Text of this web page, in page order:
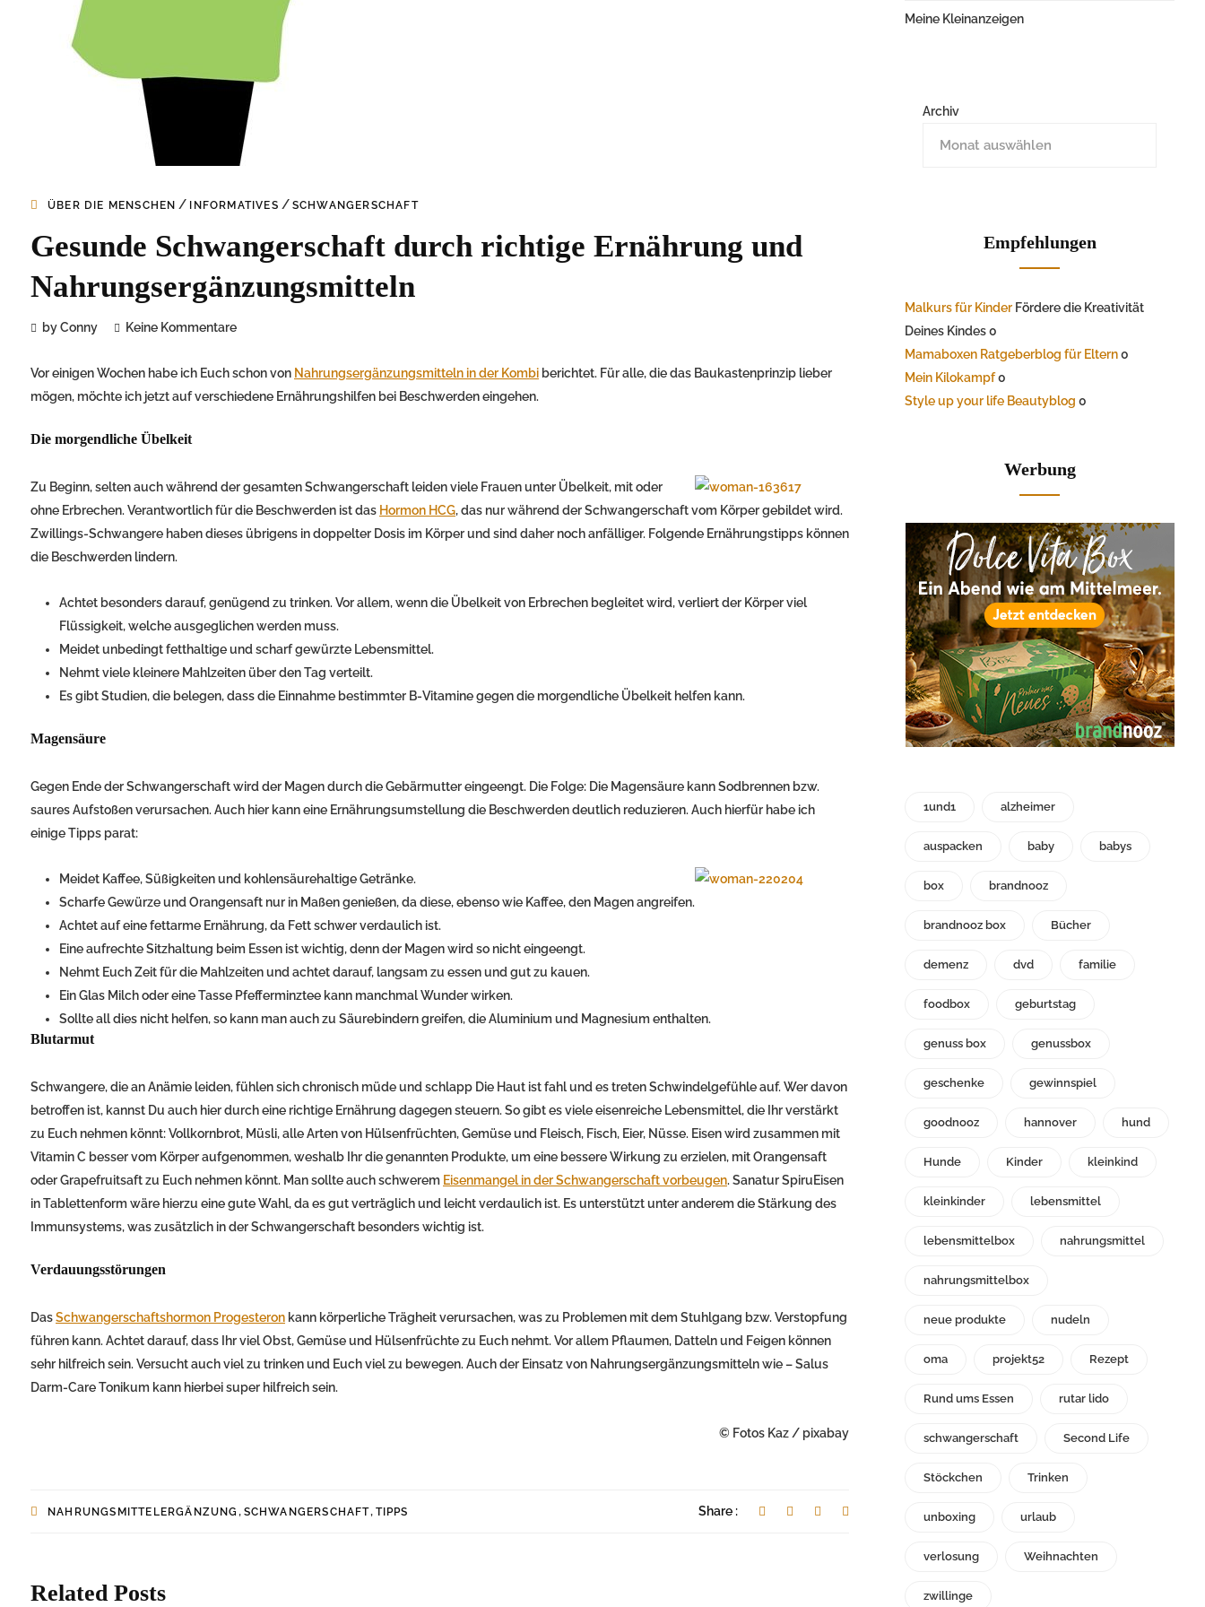
ÜBER DIE MENSCHEN / INFORMATIVES / SCHWANGERSCHAFT
Gesunde Schwangerschaft durch richtige Ernährung und
Nahrungsergänzungsmitteln
by Conny Keine Kommentare
Vor einigen Wochen habe ich Euch schon von Nahrungsergänzungsmitteln in der Kombi berichtet. Für alle, die das Baukastenprinzip lieber
mögen, möchte ich jetzt auf verschiedene Ernährungshilfen bei Beschwerden eingehen.
Die morgendliche Übelkeit
Zu Beginn, selten auch während der gesamten Schwangerschaft leiden viele Frauen unter Übelkeit, mit oder
ohne Erbrechen. Verantwortlich für die Beschwerden ist das Hormon HCG, das nur während der Schwangerschaft vom Körper gebildet wird.
Zwillings-Schwangere haben dieses übrigens in doppelter Dosis im Körper und sind daher noch anfälliger. Folgende Ernährungstipps können
die Beschwerden lindern.
Achtet besonders darauf, genügend zu trinken. Vor allem, wenn die Übelkeit von Erbrechen begleitet wird, verliert der Körper viel
Flüssigkeit, welche ausgeglichen werden muss.
Meidet unbedingt fetthaltige und scharf gewürzte Lebensmittel.
Nehmt viele kleinere Mahlzeiten über den Tag verteilt.
Es gibt Studien, die belegen, dass die Einnahme bestimmter B-Vitamine gegen die morgendliche Übelkeit helfen kann.
Magensäure
Gegen Ende der Schwangerschaft wird der Magen durch die Gebärmutter eingeengt. Die Folge: Die Magensäure kann Sodbrennen bzw.
saures Aufstoßen verursachen. Auch hier kann eine Ernährungsumstellung die Beschwerden deutlich reduzieren. Auch hierfür habe ich
einige Tipps parat:
Meidet Kaffee, Süßigkeiten und kohlensäurehaltige Getränke.
Scharfe Gewürze und Orangensaft nur in Maßen genießen, da diese, ebenso wie Kaffee, den Magen angreifen.
Achtet auf eine fettarme Ernährung, da Fett schwer verdaulich ist.
Eine aufrechte Sitzhaltung beim Essen ist wichtig, denn der Magen wird so nicht eingeengt.
Nehmt Euch Zeit für die Mahlzeiten und achtet darauf, langsam zu essen und gut zu kauen.
Ein Glas Milch oder eine Tasse Pfefferminztee kann manchmal Wunder wirken.
Sollte all dies nicht helfen, so kann man auch zu Säurebindern greifen, die Aluminium und Magnesium enthalten.
Blutarmut
Schwangere, die an Anämie leiden, fühlen sich chronisch müde und schlapp Die Haut ist fahl und es treten Schwindelgefühle auf. Wer davon
betroffen ist, kannst Du auch hier durch eine richtige Ernährung dagegen steuern. So gibt es viele eisenreiche Lebensmittel, die Ihr verstärkt
zu Euch nehmen könnt: Vollkornbrot, Müsli, alle Arten von Hülsenfrüchten, Gemüse und Fleisch, Fisch, Eier, Nüsse. Eisen wird zusammen mit
Vitamin C besser vom Körper aufgenommen, weshalb Ihr die genannten Produkte, um eine bessere Wirkung zu erzielen, mit Orangensaft
oder Grapefruitsaft zu Euch nehmen könnt. Man sollte auch schwerem Eisenmangel in der Schwangerschaft vorbeugen. Sanatur SpiruEisen
in Tablettenform wäre hierzu eine gute Wahl, da es gut verträglich und leicht verdaulich ist. Es unterstützt unter anderem die Stärkung des
Immunsystems, was zusätzlich in der Schwangerschaft besonders wichtig ist.
Verdauungsstörungen
DasSchwangerschaftshormon Progesteron kann körperliche Trägheit verursachen, was zu Problemen mit dem Stuhlgang bzw. Verstopfung
führen kann. Achtet darauf, dass Ihr viel Obst, Gemüse und Hülsenfrüchte zu Euch nehmt. Vor allem Pflaumen, Datteln und Feigen können
sehr hilfreich sein. Versucht auch viel zu trinken und Euch viel zu bewegen. Auch der Einsatz von Nahrungsergänzungsmitteln wie – Salus
Darm-Care Tonikum kann hierbei super hilfreich sein.
© Fotos Kaz / pixabay
NAHRUNGSMITTELERGÄNZUNG , SCHWANGERSCHAFT, TIPPS Share :
Related Posts
Meine Kleinanzeigen
Archiv
Empfehlungen
Malkurs für Kinder Fördere die Kreativität
Deines Kindes 0
Mamaboxen Ratgeberblog für Eltern0
Mein Kilokampf0
Style up your life Beautyblog 0
Werbung
1und1 alzheimer
auspacken baby babys
box brandnooz
brandnooz box Bücher
demenz dvd familie
foodbox geburtstag
genuss box genussbox
geschenke gewinnspiel
goodnooz hannover hund
Hunde Kinder kleinkind
kleinkinder lebensmittel
lebensmittelbox nahrungsmittel
nahrungsmittelbox
neue produkte nudeln
oma projekt52 Rezept
Rund ums Essen rutar lido
schwangerschaft Second Life
Stöckchen Trinken
unboxing urlaub
verlosung Weihnachten
zwillinge